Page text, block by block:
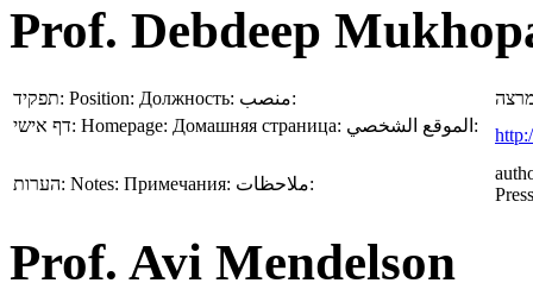
Prof. Debdeep
תפקיד: Position: Должность: منصب:
דף אישי: Homepage: Домашняя страница: الموقع الشخصي:
הערות: Notes: Примечания: ملاحظات:
Prof. Avi Mendelson